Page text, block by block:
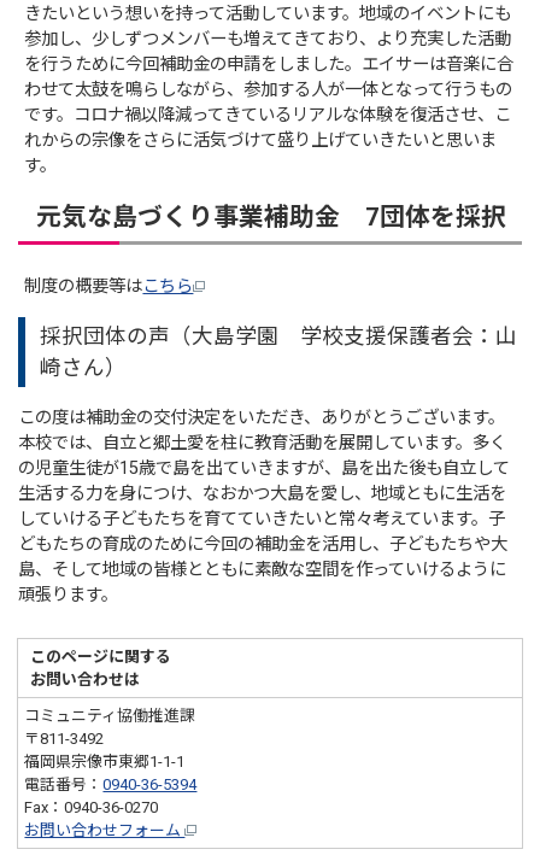
きたいという想いを持って活動しています。地域のイベントにも
参加し、少しずつメンバーも増えてきており、より充実した活動
を行うために今回補助金の申請をしました。エイサーは音楽に合
わせて太鼓を鳴らしながら、参加する人が一体となって行うもの
です。コロナ禍以降減ってきているリアルな体験を復活させ、こ
れからの宗像をさらに活気づけて盛り上げていきたいと思いま
す。
元気な島づくり事業補助金 7団体を採択
制度の概要等はこちら
採択団体の声（大島学園 学校支援保護者会：山
崎さん）
この度は補助金の交付決定をいただき、ありがとうございます。
本校では、自立と郷土愛を柱に教育活動を展開しています。多く
の児童生徒が15歳で島を出ていきますが、島を出た後も自立して
生活する力を身につけ、なおかつ大島を愛し、地域ともに生活を
していける子どもたちを育てていきたいと常々考えています。子
どもたちの育成のために今回の補助金を活用し、子どもたちや大
島、そして地域の皆様とともに素敵な空間を作っていけるように
頑張ります。
このページに関する
お問い合わせは
コミュニティ協働推進課
〒811-3492
福岡県宗像市東郷1-1-1
電話番号：0940-36-5394
Fax：0940-36-0270
お問い合わせフォーム